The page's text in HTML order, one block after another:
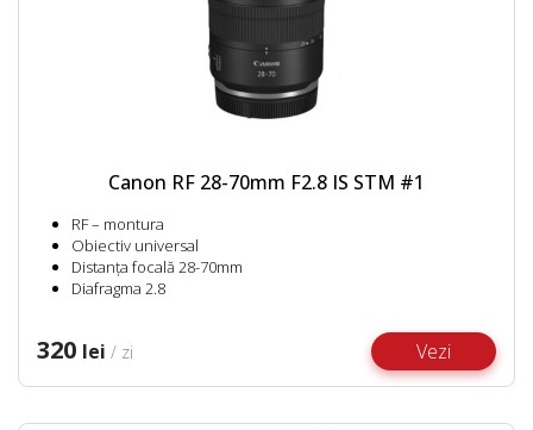
Canon RF 28-70mm F2.8 IS STM #1
RF – montura
Obiectiv universal
Distanța focală 28-70mm
Diafragma 2.8
320 lei / zi Vezi